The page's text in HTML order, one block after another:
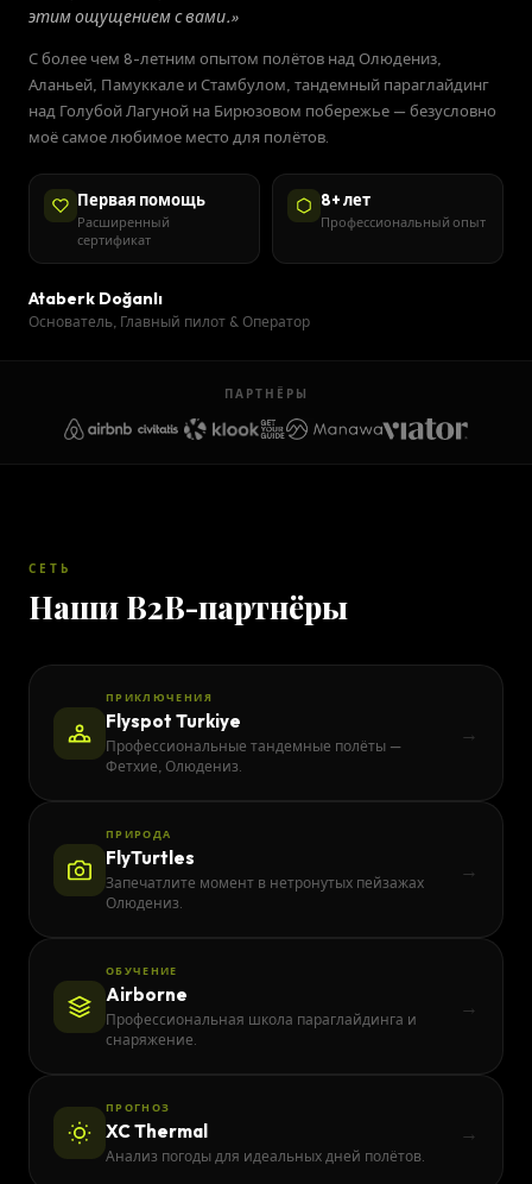
этим ощущением с вами.»
С более чем 8-летним опытом полётов над Олюдениз,
Аланьей, Памуккале и Стамбулом, тандемный параглайдинг
над Голубой Лагуной на Бирюзовом побережье — безусловно
моё самое любимое место для полётов.
Первая помощь
Расширенный
сертификат
8+ лет
Профессиональный опыт
Ataberk Doğanlı
Основатель, Главный пилот & Оператор
ПАРТНЁРЫ
СЕТЬ
Наши B2B-партнёры
ПРИКЛЮЧЕНИЯ
Flyspot Turkiye
Профессиональные тандемные полёты —
Фетхие, Олюдениз.
→
ПРИРОДА
FlyTurtles
Запечатлите момент в нетронутых пейзажах
Олюдениз.
→
ОБУЧЕНИЕ
Airborne
Профессиональная школа параглайдинга и
снаряжение.
→
ПРОГНОЗ
XC Thermal
Анализ погоды для идеальных дней полётов.
→